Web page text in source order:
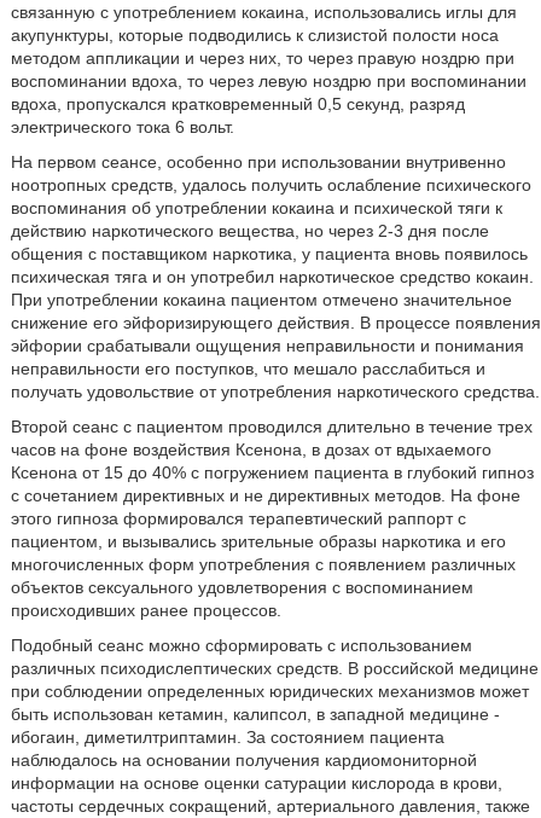
связанную с употреблением кокаина, использовались иглы для
акупунктуры, которые подводились к слизистой полости носа
методом аппликации и через них, то через правую ноздрю при
воспоминании вдоха, то через левую ноздрю при воспоминании
вдоха, пропускался кратковременный 0,5 секунд, разряд
электрического тока 6 вольт.
На первом сеансе, особенно при использовании внутривенно
ноотропных средств, удалось получить ослабление психического
воспоминания об употреблении кокаина и психической тяги к
действию наркотического вещества, но через 2-3 дня после
общения с поставщиком наркотика, у пациента вновь появилось
психическая тяга и он употребил наркотическое средство кокаин.
При употреблении кокаина пациентом отмечено значительное
снижение его эйфоризирующего действия. В процессе появления
эйфории срабатывали ощущения неправильности и понимания
неправильности его поступков, что мешало расслабиться и
получать удовольствие от употребления наркотического средства.
Второй сеанс с пациентом проводился длительно в течение трех
часов на фоне воздействия Ксенона, в дозах от вдыхаемого
Ксенона от 15 до 40% с погружением пациента в глубокий гипноз
с сочетанием директивных и не директивных методов. На фоне
этого гипноза формировался терапевтический раппорт с
пациентом, и вызывались зрительные образы наркотика и его
многочисленных форм употребления с появлением различных
объектов сексуального удовлетворения с воспоминанием
происходивших ранее процессов.
Подобный сеанс можно сформировать с использованием
различных психодислептических средств. В российской медицине
при соблюдении определенных юридических механизмов может
быть использован кетамин, калипсол, в западной медицине -
ибогаин, диметилтриптамин. За состоянием пациента
наблюдалось на основании получения кардиомониторной
информации на основе оценки сатурации кислорода в крови,
частоты сердечных сокращений, артериального давления, также